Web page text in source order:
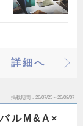
詳細へ
掲載期間 26/07/25～26/08/07
ルM&A×